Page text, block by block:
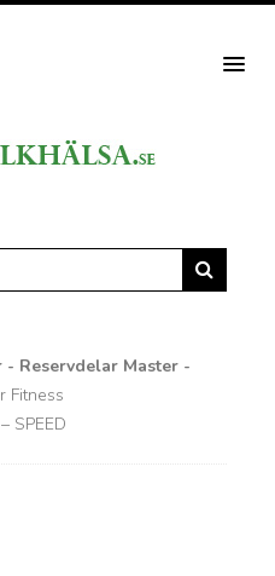
Reservdelar Master -
Fitness
SPEED